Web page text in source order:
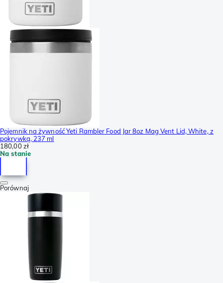
Pojemnik na żywność Yeti Rambler Food Jar 8oz Mag Vent Lid, White, z
pokrywką, 237 ml
180,00 zł
Na stanie
Porównaj